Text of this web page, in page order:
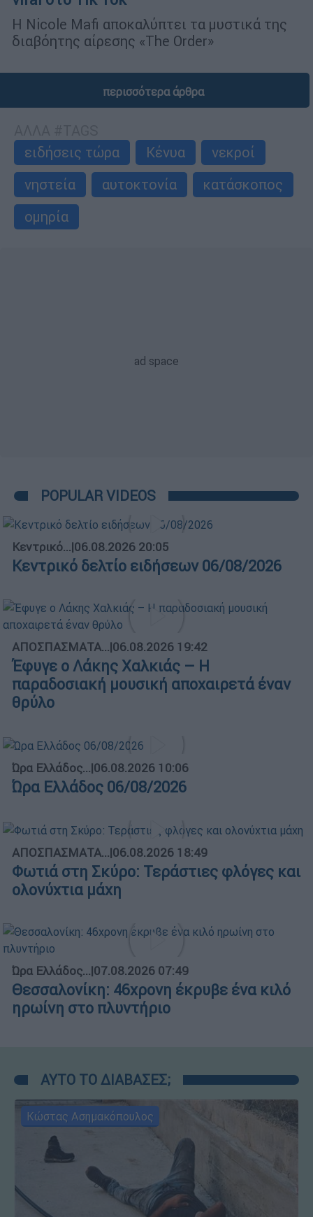
Η Nicole Mafi αποκαλύπτει τα μυστικά της
διαβόητης αίρεσης «Τhe Order»
περισσότερα άρθρα
ειδήσεις τώρα
Κένυα
νεκροί
νηστεία
αυτοκτονία
κατάσκοπος
ομηρία
POPULAR VIDEOS
Κεντρικό...|06.08.2026 20:05
Κεντρικό δελτίο ειδήσεων 06/08/2026
ΑΠΟΣΠΑΣΜΑΤΑ...|06.08.2026 19:42
Έφυγε ο Λάκης Χαλκιάς – Η
παραδοσιακή μουσική αποχαιρετά έναν
θρύλο
Ώρα Ελλάδος...|06.08.2026 10:06
Ώρα Ελλάδος 06/08/2026
ΑΠΟΣΠΑΣΜΑΤΑ...|06.08.2026 18:49
Φωτιά στη Σκύρο: Τεράστιες φλόγες και
ολονύχτια μάχη
Ώρα Ελλάδος...|07.08.2026 07:49
Θεσσαλονίκη: 46χρονη έκρυβε ένα κιλό
ηρωίνη στο πλυντήριο
ΑΥΤΟ ΤΟ ΔΙΑΒΑΣΕΣ;
Κώστας Ασημακόπουλος